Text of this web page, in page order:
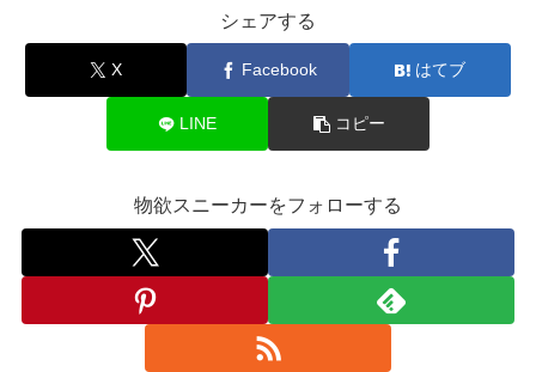
シェアする
X Facebook はてブ
LINE コピー
物欲スニーカーをフォローする